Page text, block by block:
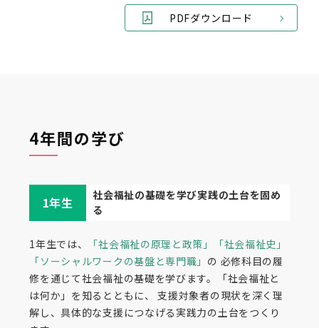
PDFダウンロード
4年間の学び
1年生
社会福祉の基礎を学び実践の土台を固め
る
1年生では、
「社会福祉の原理と政策」「社会福祉史」
「ソーシャルワークの基盤と専門職」 の 必修科目の履
修を通じて社会福祉の基礎を学びます。「社会福祉と
は何か」を知るとともに、 支援対象者の現状を深く理
解し、具体的な支援につなげる実践力の土台をつくり